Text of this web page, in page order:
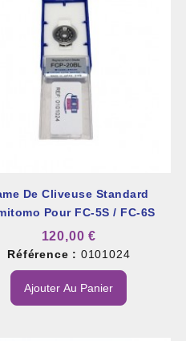
De Cliveuse Standard
Pour FC-5S / FC-6S
120,00 €
Référence : 0101024
Ajouter Au Panier